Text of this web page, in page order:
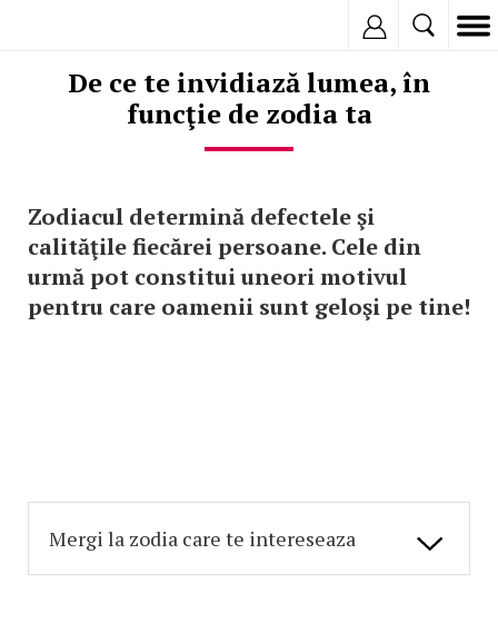
De ce te invidiază lumea, în
funcţie de zodia ta
Zodiacul determină defectele şi
calităţile fiecărei persoane. Cele din
urmă pot constitui uneori motivul
pentru care oamenii sunt geloşi pe tine!